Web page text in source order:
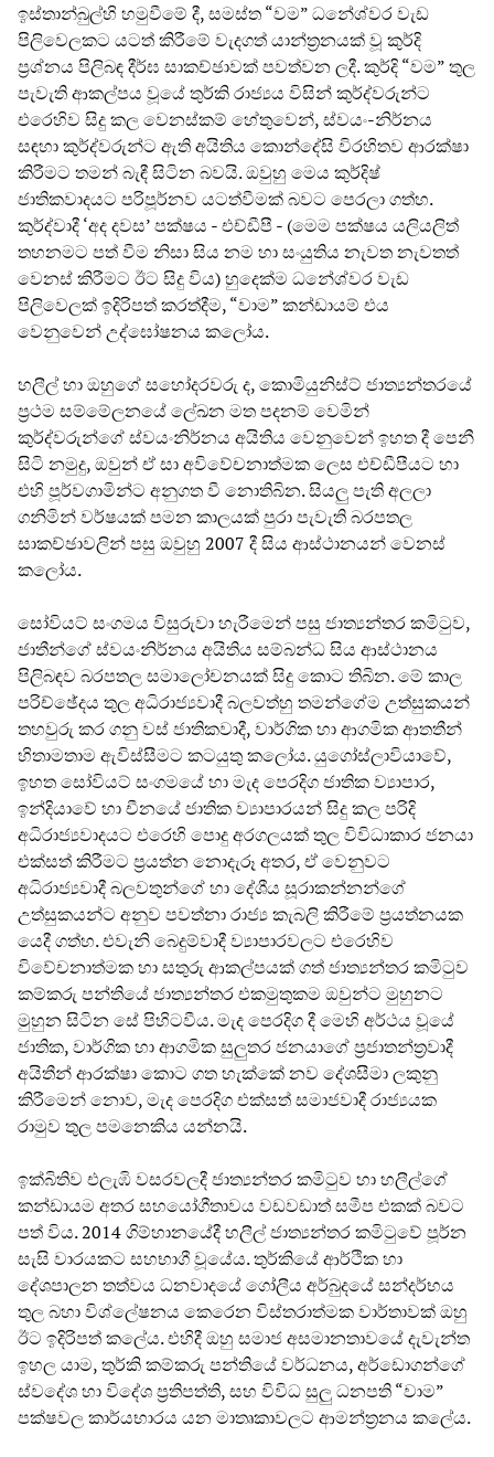
ඉස්තාන්බුල්හි හමුවීමේ දී, සමස්ත “වම” ධනේශ්වර වැඩ
පිලිවෙලකට යටත් කිරීමේ වැදගත් යාන්ත්‍රනයක් වූ කුර්දි
ප්‍රශ්නය පිලිබඳ දීර්ඝ සාකච්ඡාවක් පවත්වන ලදී. කුර්දි “වම” තුල
පැවැති ආකල්පය වූයේ තුර්කි රාජ්‍යය විසින් කුර්ද්වරුන්ට
එරෙහිව සිදු කල වෙනස්කම් හේතුවෙන්, ස්වයං-නිර්නය
සඳහා කුර්ද්වරුන්ට ඇති අයිතිය කොන්දේසි විරහිතව ආරක්ෂා
කිරීමට තමන් බැඳී සිටින බවයි. ඔවුහු මෙය කුර්දිෂ්
ජාතිකවාදයට පරිපූර්නව යටත්වීමක් බවට පෙරලා ගත්හ.
කුර්ද්වාදී ‘අද දවස’ පක්ෂය - එච්ඩීපී - (මෙම පක්ෂය යලියලිත්
තහනමට පත් වීම නිසා සිය නම හා සංයුතිය නැවත නැවතත්
වෙනස් කිරීමට ඊට සිදු විය) හුදෙක්ම ධනේශ්වර වැඩ
පිලිවෙලක් ඉදිරිපත් කරත්දීම, “වාම” කන්ඩායම් එය
වෙනුවෙන් උද්ඝෝෂනය කලෝය.
හලීල් හා ඔහුගේ සහෝදරවරු ද, කොමියුනිස්ට් ජාත්‍යන්තරයේ
ප්‍රථම සම්මේලනයේ ලේඛන මත පදනම් වෙමින්
කුර්ද්වරුන්ගේ ස්වයංනිර්නය අයිතිය වෙනුවෙන් ඉහත දී පෙනී
සිටි නමුදු, ඔවුන් ඒ සා අවිවේචනාත්මක ලෙස එච්ඩීපීයට හා
එහි පූර්වගාමින්ට අනුගත වී නොතිබින. සියලු පැති අලලා
ගනිමින් වර්ෂයක් පමන කාලයක් පුරා පැවැති බරපතල
සාකච්ඡාවලින් පසු ඔවුහු 2007 දී සිය ආස්ථානයන් වෙනස්
කලෝය.
සෝවියට් සංගමය විසුරුවා හැරීමෙන් පසු ජාත්‍යන්තර කමිටුව,
ජාතීන්ගේ ස්වයංනිර්නය අයිතිය සම්බන්ධ සිය ආස්ථානය
පිලිබඳව බරපතල සමාලෝචනයක් සිදු කොට තිබින. මේ කාල
පරිච්ඡේදය තුල අධිරාජ්‍යවාදී බලවත්හු තමන්ගේම උත්සුකයන්
තහවුරු කර ගනු වස් ජාතිකවාදී, වාර්ගික හා ආගමික ආතතීන්
හිතාමතාම ඇවිස්සීමට කටයුතු කලෝය. යුගෝස්ලාවියාවේ,
ඉහත සෝවියට් සංගමයේ හා මැද පෙරදිග ජාතික ව්‍යාපාර,
ඉන්දියාවේ හා චීනයේ ජාතික ව්‍යාපාරයන් සිදු කල පරිදි
අධිරාජ්‍යවාදයට එරෙහි පොදු අරගලයක් තුල විවිධාකාර ජනයා
එක්සත් කිරීමට ප්‍රයත්න නොදැරූ අතර, ඒ වෙනුවට
අධිරාජ්‍යවාදී බලවතුන්ගේ හා දේශීය සූරාකන්නන්ගේ
උත්සුකයන්ට අනුව පවත්නා රාජ්‍ය කැබලි කිරීමේ ප්‍රයත්නයක
යෙදී ගත්හ. එවැනි බෙදුම්වාදී ව්‍යාපාරවලට එරෙහිව
විවේචනාත්මක හා සතුරු ආකල්පයක් ගත් ජාත්‍යන්තර කමිටුව
කම්කරු පන්තියේ ජාත්‍යන්තර එකමුතුකම ඔවුන්ට මුහුනට
මුහුන සිටින සේ පිහිටවීය. මැද පෙරදිග දී මෙහි අර්ථය වූයේ
ජාතික, වාර්ගික හා ආගමික සුලුතර ජනයාගේ ප්‍රජාතන්ත්‍රවාදී
අයිතීන් ආරක්ෂා කොට ගත හැක්කේ නව දේශසීමා ලකුනු
කිරීමෙන් නොව, මැද පෙරදිග එක්සත් සමාජවාදී රාජ්‍යයක
රාමුව තුල පමනෙකිය යන්නයි.
ඉක්බිතිව එලැඹි වසරවලදී ජාත්‍යන්තර කමිටුව හා හලීල්ගේ
කන්ඩායම අතර සහයෝගීතාවය වඩවඩාත් සමීප එකක් බවට
පත් විය. 2014 ගිම්හානයේදී හලීල් ජාත්‍යන්තර කමිටුවේ පූර්න
සැසි වාරයකට සහභාගී වූයේය. තුර්කියේ ආර්ථික හා
දේශපාලන තත්වය ධනවාදයේ ගෝලීය අර්බුදයේ සන්දර්භය
තුල බහා විශ්ලේෂනය කෙරෙන විස්තරාත්මක වාර්තාවක් ඔහු
ඊට ඉදිරිපත් කලේය. එහිදී ඔහු සමාජ අසමානතාවයේ දැවැන්ත
ඉහල යාම, තුර්කි කම්කරු පන්තියේ වර්ධනය, අර්ඩොගන්ගේ
ස්වදේශ හා විදේශ ප්‍රතිපත්ති, සහ විවිධ සුලු ධනපති “වාම”
පක්ෂවල කාර්යභාරය යන මාතෘකාවලට ආමන්ත්‍රනය කලේය.